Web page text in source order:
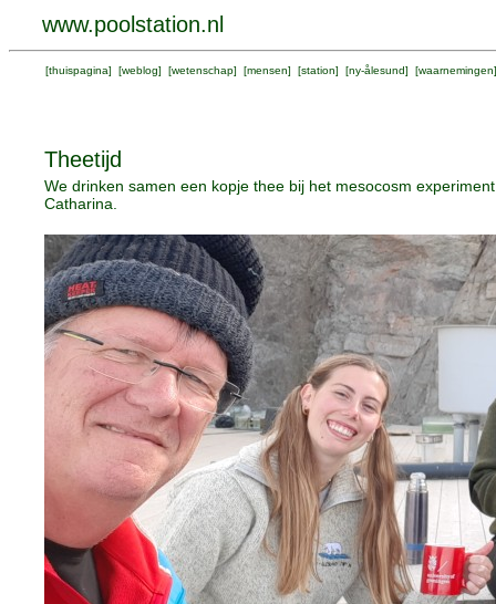
www.poolstation.nl
[thuispagina] [weblog] [wetenschap] [mensen] [station] [ny-ålesund] [waarnemingen
Theetijd
We drinken samen een kopje thee bij het mesocosm
Catharina.